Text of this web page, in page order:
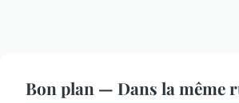
Bon plan — Dans la même